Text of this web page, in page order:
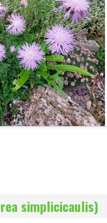
simplicicaulis)